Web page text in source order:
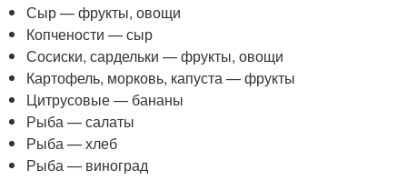
Сыр — фрукты, овощи
Копчености — сыр
Сосиски, сардельки — фрукты, овощи
Картофель, морковь, капуста — фрукты
Цитрусовые — бананы
Рыба — салаты
Рыба — хлеб
Рыба — виноград